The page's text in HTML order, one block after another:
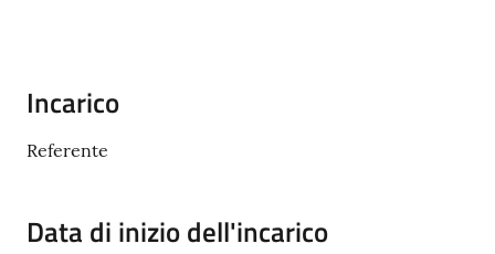
v
Incarico
Referente
Data di inizio dell'incarico